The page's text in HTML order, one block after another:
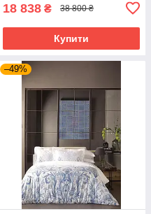
18 838 ₴ 38 800 ₴
Купити
–49%